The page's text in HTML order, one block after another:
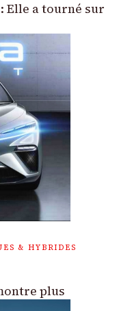
Elle a tourné sur
& HYBRIDES
plus